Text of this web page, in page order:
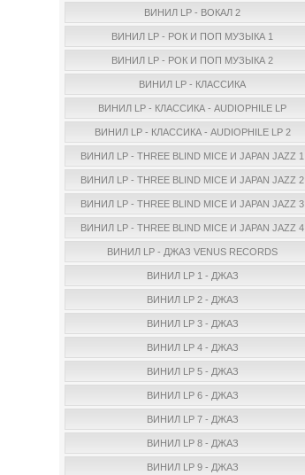
ВИНИЛ LP - ВОКАЛ 2
ВИНИЛ LP - РОК И ПОП МУЗЫКА 1
ВИНИЛ LP - РОК И ПОП МУЗЫКА 2
ВИНИЛ LP - КЛАССИКА
ВИНИЛ LP - КЛАССИКА - AUDIOPHILE LP
ВИНИЛ LP - КЛАССИКА - AUDIOPHILE LP 2
ВИНИЛ LP - THREE BLIND MICE И JAPAN JAZZ 1
ВИНИЛ LP - THREE BLIND MICE И JAPAN JAZZ 2
ВИНИЛ LP - THREE BLIND MICE И JAPAN JAZZ 3
ВИНИЛ LP - THREE BLIND MICE И JAPAN JAZZ 4
ВИНИЛ LP - ДЖАЗ VENUS RECORDS
ВИНИЛ LP 1 - ДЖАЗ
ВИНИЛ LP 2 - ДЖАЗ
ВИНИЛ LP 3 - ДЖАЗ
ВИНИЛ LP 4 - ДЖАЗ
ВИНИЛ LP 5 - ДЖАЗ
ВИНИЛ LP 6 - ДЖАЗ
ВИНИЛ LP 7 - ДЖАЗ
ВИНИЛ LP 8 - ДЖАЗ
ВИНИЛ LP 9 - ДЖАЗ